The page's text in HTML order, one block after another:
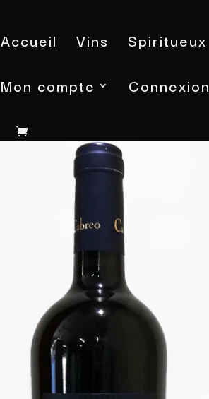
Accueil Vins Spiritueux
Mon compte
Connexion